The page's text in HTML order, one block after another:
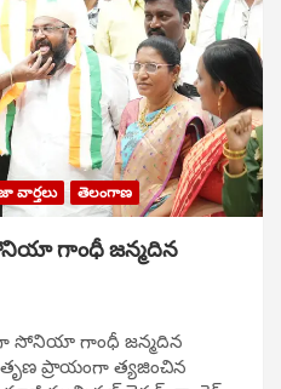
వార్తలు తెలంగాణ
గాంధీ జ‌న్మ‌దిన
సోనియా గాంధీ జ‌న్మ‌దిన
తృణ ప్రాయంగా త్య‌జించిన